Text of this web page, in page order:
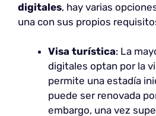
digitales, hay varias
una con sus propios
Visa turística: La
digitales optan por la
permite una estadía
puede ser renovada
embargo, una vez